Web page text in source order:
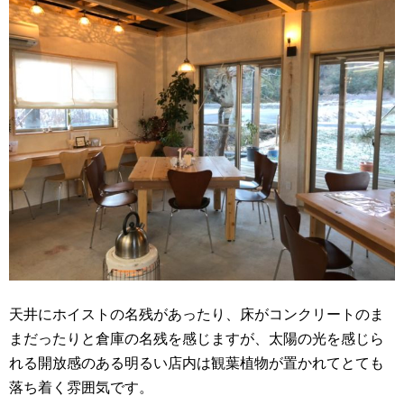
天井にホイストの名残があったり、床がコンクリートのま
まだったりと倉庫の名残を感じますが、太陽の光を感じら
れる開放感のある明るい店内は観葉植物が置かれてとても
落ち着く雰囲気です。